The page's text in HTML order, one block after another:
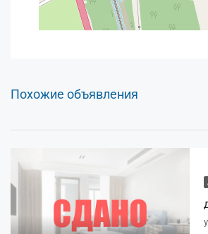
Похожие объявления